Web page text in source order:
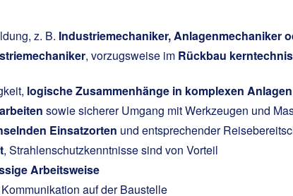
z. B. Industriemechaniker, Anlagenmechaniker
, vorzugsweise im Rückbau
logische Zusammenhänge in komplexen Anlagen
sowie sicherer Umgang mit Werkzeugen und
Einsatzorten und entsprechender
, Strahlenschutzkenntnisse sind von Vorteil
Arbeitsweise
auf der Baustelle